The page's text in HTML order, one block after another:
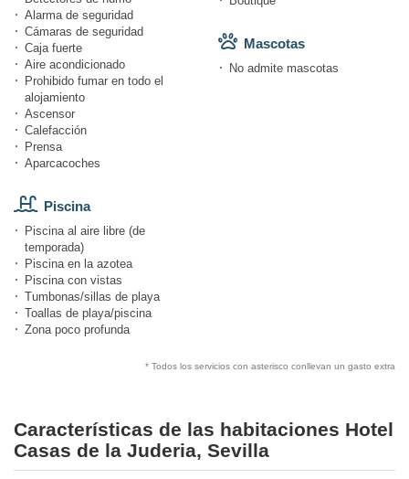
Alarma de seguridad
Cámaras de seguridad
Caja fuerte
Aire acondicionado
Prohibido fumar en todo el
alojamiento
Ascensor
Calefacción
Prensa
Aparcacoches
Piscina
Piscina al aire libre (de
temporada)
Piscina en la azotea
Piscina con vistas
Tumbonas/sillas de playa
Toallas de playa/piscina
Zona poco profunda
Mascotas
No admite mascotas
* Todos los servicios con asterisco conllevan un gasto extra
Características de las habitaciones Hotel
Casas de la Juderia, Sevilla